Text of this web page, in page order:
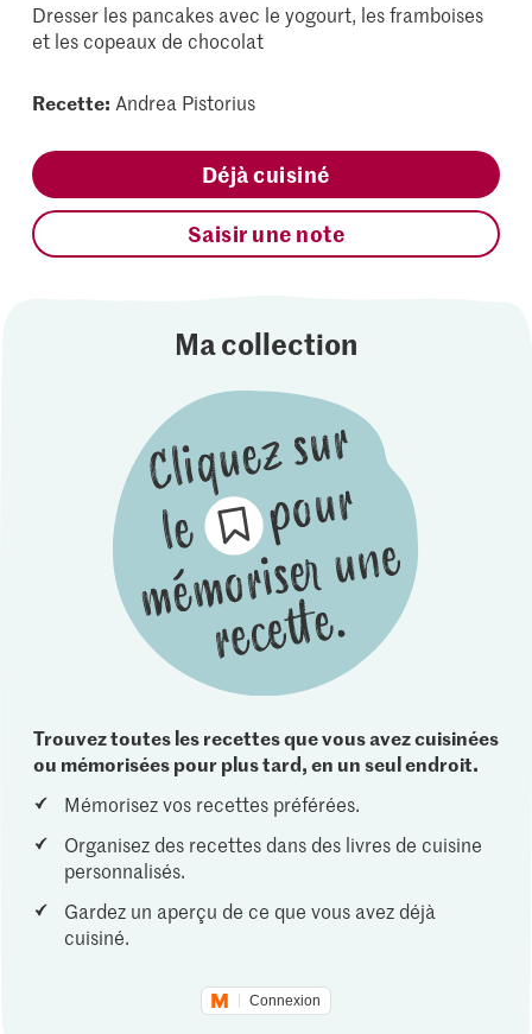
Dresser les pancakes avec le yogourt, les framboises
et les copeaux de chocolat
Recette: Andrea Pistorius
Déjà cuisiné
Saisir une note
Ma collection
Trouvez toutes les recettes que vous avez cuisinées
ou mémorisées pour plus tard, en un seul endroit.
Mémorisez vos recettes préférées.
Organisez des recettes dans des livres de cuisine
personnalisés.
Gardez un aperçu de ce que vous avez déjà
cuisiné.
Connexion